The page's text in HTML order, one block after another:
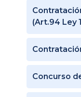
(Art.94 Ley
Concurso